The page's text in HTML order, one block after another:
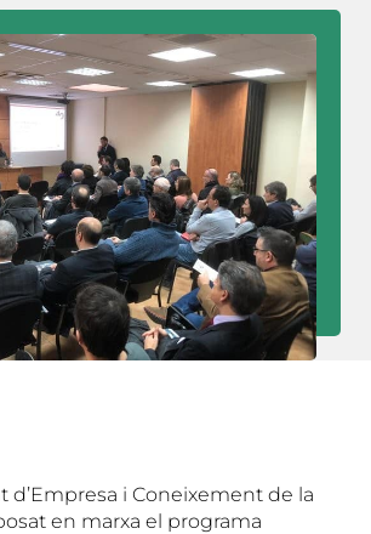
d’Empresa i Coneixement de la
en marxa el programa